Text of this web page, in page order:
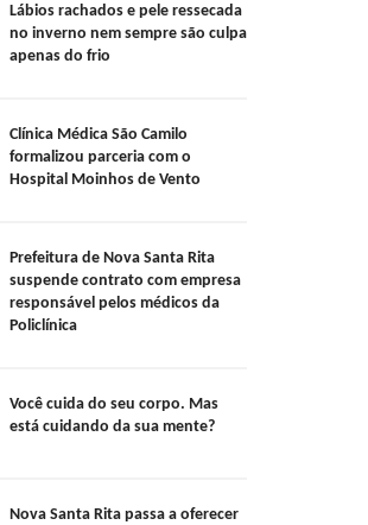
Lábios rachados e pele ressecada
no inverno nem sempre são culpa
apenas do frio
Clínica Médica São Camilo
formalizou parceria com o
Hospital Moinhos de Vento
Prefeitura de Nova Santa Rita
suspende contrato com empresa
responsável pelos médicos da
Policlínica
Você cuida do seu corpo. Mas
está cuidando da sua mente?
Nova Santa Rita passa a oferecer